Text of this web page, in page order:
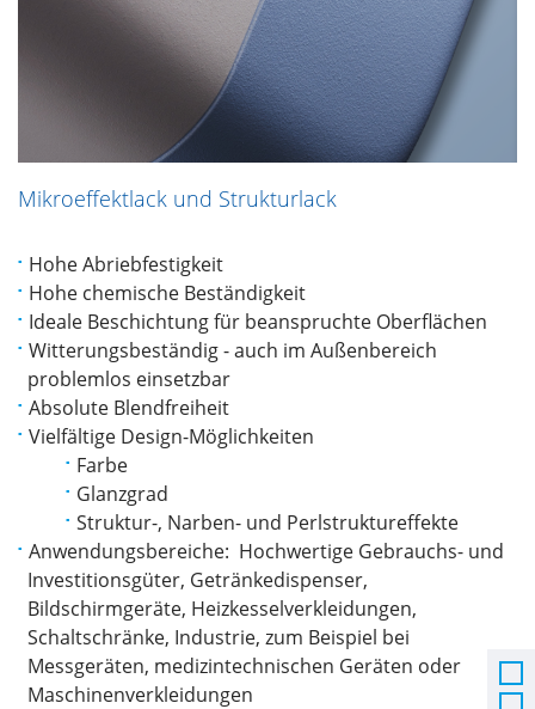
Mikroeffektlack und Strukturlack
Hohe Abriebfestigkeit
Hohe chemische Beständigkeit
Ideale Beschichtung für beanspruchte Oberflächen
Witterungsbeständig - auch im Außenbereich
problemlos einsetzbar
Absolute Blendfreiheit
Vielfältige Design-Möglichkeiten
Farbe
Glanzgrad
Struktur-, Narben- und Perlstruktureffekte
Anwendungsbereiche: Hochwertige Gebrauchs- und
Investitionsgüter, Getränkedispenser,
Bildschirmgeräte, Heizkesselverkleidungen,
Schaltschränke, Industrie, zum Beispiel bei
Messgeräten, medizintechnischen Geräten oder
Maschinenverkleidungen